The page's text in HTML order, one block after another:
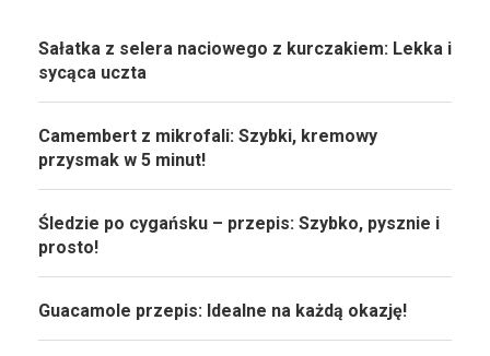
Sałatka z selera naciowego z kurczakiem: Lekka i
sycąca uczta
Camembert z mikrofali: Szybki, kremowy
przysmak w 5 minut!
Śledzie po cygańsku – przepis: Szybko, pysznie i
prosto!
Guacamole przepis: Idealne na każdą okazję!